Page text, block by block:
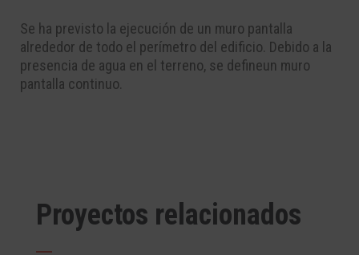
Se ha previsto la ejecución de un muro pantalla
al rededor de todo el perímetro del edificio. Debido a la
presencia de agua en el terreno, se defineun muro
pantalla continuo.
Proyectos relacionados